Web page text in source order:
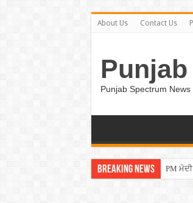
About Us Contact Us
Punjab Spectrum News
Breaking News PM
ਚੱਲਦੀ